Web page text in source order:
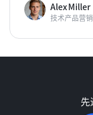
Alex Miller
技术产品营